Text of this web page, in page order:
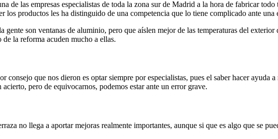
de las empresas especialistas de toda la zona sur de Madrid a la hora de fabricar
los productos les ha distinguido de una competencia que lo tiene complicado ante
gente son ventanas de aluminio, pero que aíslen mejor de las temperaturas del
la reforma acuden mucho a ellas.
consejo que nos dieron es optar siempre por especialistas, pues el saber hacer
pero de equivocarnos, podemos estar ante un error grave.
no llega a aportar mejoras realmente importantes, aunque si que es algo que se